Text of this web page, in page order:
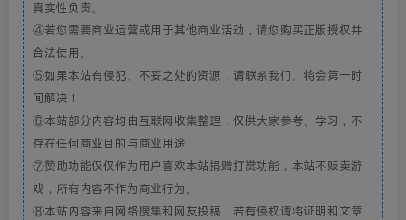
真实性负责。
④若您需要商业运营或用于其他商业活动，请您购买正版授权并
合法使用。
⑤如果本站有侵犯、不妥之处的资源，请联系我们。将会第一时
间解决！
⑥本站部分内容均由互联网收集整理，仅供大家参考、学习，不
存在任何商业目的与商业用途
⑦赞助功能仅仅作为用户喜欢本站捐赠打赏功能，本站不贩卖游
戏，所有内容不作为商业行为。
⑧本站内容来自网络搜集和网友投稿，若有侵权请将证明和文章